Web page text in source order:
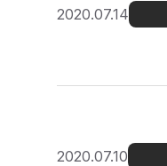
2020.07.14
2020.07.10